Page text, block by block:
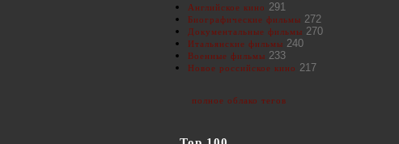
Английское кино 291
Биографические фильмы 272
Документальные фильмы 270
Итальянские фильмы 240
Военные фильмы 233
Новое российское кино 217
полное облако тегов